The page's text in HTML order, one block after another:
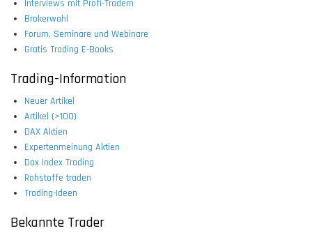
Interviews mit Profi-Tradern
Brokerwahl
Forum, Seminare und Webinare
Gratis Trading E-Books
Trading-Information
Neuer Artikel
Artikel (>100)
DAX Aktien
Expertenmeinung Aktien
Dax Index Trading
Rohstoffe traden
Trading-Ideen
Bekannte Trader